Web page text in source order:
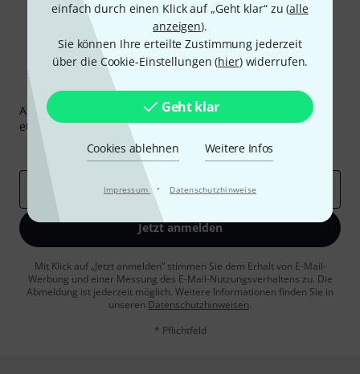
einfach durch einen Klick auf „Geht klar“ zu (alle
anzeigen).
Sie können Ihre erteilte Zustimmung jederzeit
über die Cookie-Einstellungen (hier) widerrufen.
Geht klar
Cookies ablehnen Weitere Infos
Impressum · Datenschutzhinweise
Thomann Newsletter
Abonniere den Thomann Newsletter und gewinne mit
etwas Glück einen von50 Gutscheinenüber jeweils50€
Inspirierende Beiträge
Deals Thomann Insights
E-Mail-Adresse*
Jetzt anmelden
Mit Klick auf „Jetzt anmelden“ stimmen Sie dem Erhalt von E-Mail-
Werbung und einer Messung des E-Mail-Nutzungsverhaltens zu. Die
Abmeldung ist jederzeit möglich. Weitere Informationen finden Sie in
unseren Datenschutzhinweisen.
* Pflichtfeld